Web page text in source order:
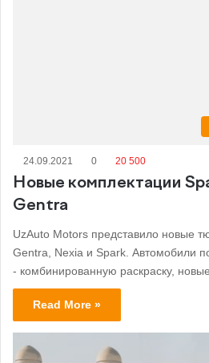
24.09.2021 0 20 500
Новые комплектации
Gentra
UzAuto Motors представило новые
Gentra, Nexia и Spark. Автомобили
- комбинированную раскраску,
Read More »